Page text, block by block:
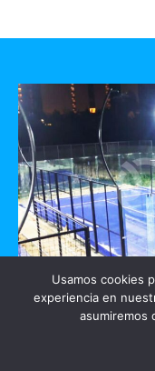
Usamos cookies
experiencia en
asumiremos